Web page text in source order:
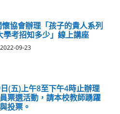
協會辦理「孩子的貴人系列
學考招知多少」線上講座
2022-09-23
(五)上午8至下午4時止辦理
票選活動，請本校教師踴躍
投票。